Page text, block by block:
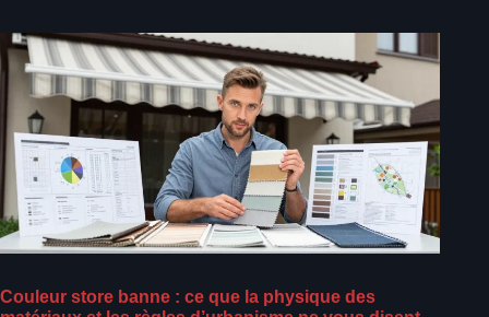
Couleur store banne : ce que la physique des